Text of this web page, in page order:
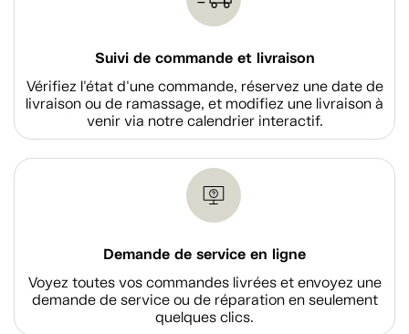
Suivi de commande et livraison
Vérifiez l'état d'une commande, réservez une date de
livraison ou de ramassage, et modifiez une livraison à
venir via notre calendrier interactif.
Demande de service en ligne
Voyez toutes vos commandes livrées et envoyez une
demande de service ou de réparation en seulement
quelques clics.